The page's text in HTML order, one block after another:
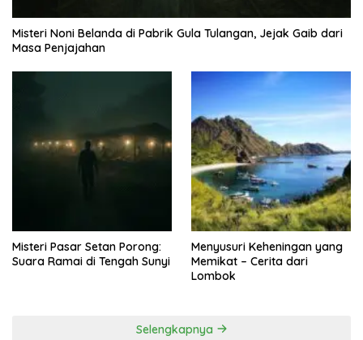
Misteri Noni Belanda di Pabrik Gula Tulangan, Jejak Gaib dari
Masa Penjajahan
Misteri Pasar Setan Porong:
Suara Ramai di Tengah Sunyi
Menyusuri Keheningan yang
Memikat – Cerita dari
Lombok
Selengkapnya